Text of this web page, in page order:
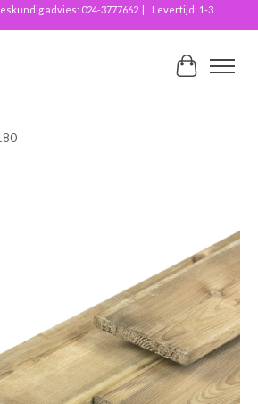
advies: 024-3777662 | Levertijd: 1-3